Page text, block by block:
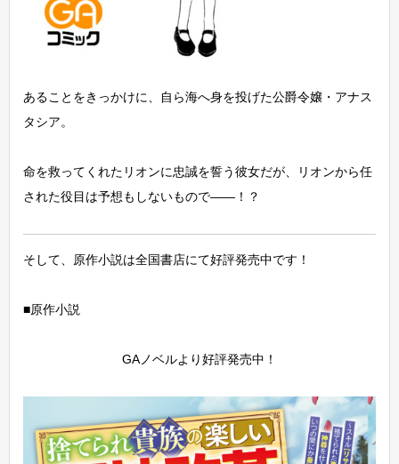
あることをきっかけに、自ら海へ身を投げた公爵令嬢・アナス
タシア。
命を救ってくれたリオンに忠誠を誓う彼女だが、リオンから任
された役目は予想もしないもので――！？
そして、原作小説は全国書店にて好評発売中です！
■原作小説
GAノベルより好評発売中！